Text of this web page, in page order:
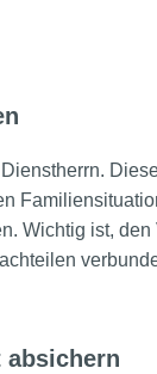
Wichtig ist,